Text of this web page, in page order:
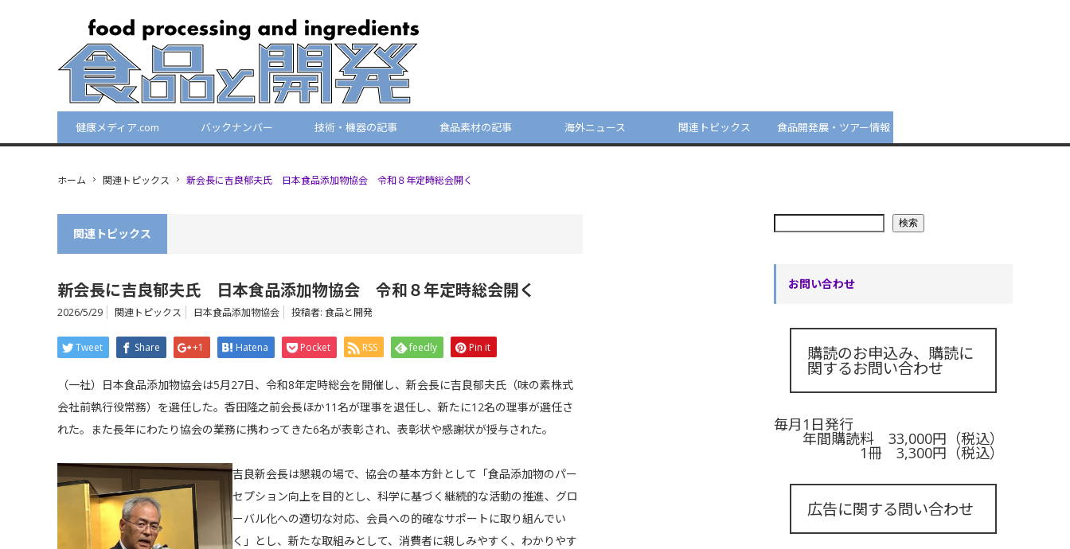
健康メディア.com バックナンバー 技術・機器の記事 食品素材の記事 海外ニュース 関連トピックス 食品開発展・ツアー情報
ホーム 関連トピックス 新会長に吉良郁夫氏 日本食品添加物協会 令和８年定時総会開く
関連トピックス
新会長に吉良郁夫氏 日本食品添加物協会 令和８年定時総会開く
2026/5/29 関連トピックス 日本食品添加物協会 投稿者: 食品と開発
Tweet Share +1 Hatena Pocket RSS feedly Pin it
（一社）日本食品添加物協会は5月27日、令和8年定時総会を開催し、新会長に吉良郁夫氏（味の素株式
会社前執行役常務）を選任した。香田隆之前会長ほか11名が理事を退任し、新たに12名の理事が選任さ
れた。また長年にわたり協会の業務に携わってきた6名が表彰され、表彰状や感謝状が授与された。
吉良新会長は懇親の場で、協会の基本方針として「食品添加物のパー
セプション向上を目的とし、科学に基づく継続的な活動の推進、グロ
ーバル化への適切な対応、会員への的確なサポートに取り組んでい
く」とし、新たな取組みとして、消費者に親しみやすく、わかりやす
検索
お問い合わせ
購読のお申込み、購読に
関するお問い合わせ
毎月1日発行
年間購読料 33,000円（税込）
1冊 3,300円（税込）
広告に関する問い合わせ